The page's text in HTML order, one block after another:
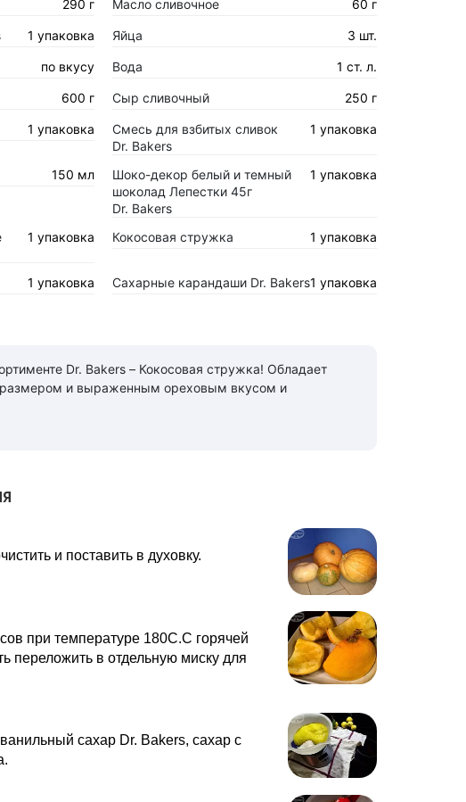
290 г Масло сливочное 60 г
1 упаковка Яйца 3 шт.
по вкусу Вода 1 ст. л.
600 г Сыр сливочный 250 г
1 упаковка
Смесь для взбитых сливок
Dr. Bakers
1 упаковка
150 мл
Шоко-декор белый и темный
шоколад Лепестки 45г
Dr. Bakers
1 упаковка
1 упаковка Кокосовая стружка 1 упаковка
1 упаковка Сахарные карандаши Dr. Bakers1 упаковка
Dr. Bakers – Кокосовая стружка! Обладает
и выраженным ореховым вкусом и
и поставить в духовку.
при температуре 180С.С горячей
переложить в отдельную миску для
сахар Dr. Bakers, сахар с